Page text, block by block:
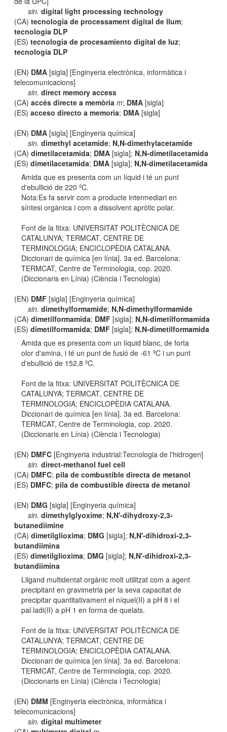
sin. digital light processing technology
(CA)tecnologia de processament digital de llum;
tecnologia DLP
(ES)tecnologia de procesamiento digital de luz;
tecnología DLP
(EN) DMA [sigla] [Enginyeria electrònica, informàtica i
telecomunicacions]
sin. direct memory access
(CA)accés directe a memòria m; DMA [sigla]
(ES)acceso directo a memoria; DMA [sigla]
(EN) DMA [sigla] [Enginyeria química]
sin. dimethyl acetamide; N,N-dimethylacetamide
(CA)dimetilacetamida; DMA [sigla]; N,N-dimetilacetamida
(ES)dimetilacetamida; DMA [sigla]; N,N-dimetilacetamida
Amida que es presenta com un líquid i té un punt
d'ebullició de 220 ºC.
Nota:Es fa servir com a producte intermediari en
síntesi orgànica i com a dissolvent apròtic polar.
Font de la fitxa: UNIVERSITAT POLITÈCNICA DE
CATALUNYA; TERMCAT, CENTRE DE
TERMINOLOGIA; ENCICLOPÈDIA CATALANA.
Diccionari de química [en línia]. 3a ed. Barcelona:
TERMCAT, Centre de Terminologia, cop. 2020.
(Diccionaris en Línia) (Ciència i Tecnologia)
(EN) DMF [sigla] [Enginyeria química]
sin. dimethylformamide; N,N-dimethylformamide
(CA)dimetilformamida; DMF [sigla]; N,N-dimetilformamida
(ES)dimetilformamida; DMF [sigla]; N,N-dimetilformamida
Amida que es presenta com un líquid blanc, de forta
olor d'amina, i té un punt de fusió de -61 ºC i un punt
d'ebullició de 152,8 ºC.
Font de la fitxa: UNIVERSITAT POLITÈCNICA DE
CATALUNYA; TERMCAT, CENTRE DE
TERMINOLOGIA; ENCICLOPÈDIA CATALANA.
Diccionari de química [en línia]. 3a ed. Barcelona:
TERMCAT, Centre de Terminologia, cop. 2020.
(Diccionaris en Línia) (Ciència i Tecnologia)
(EN) DMFC [Enginyeria industrial:Tecnologia de l'hidrogen]
sin. direct-methanol fuel cell
(CA) DMFC;pila de combustible directa de metanol
(ES) DMFC;pila de combustible directa de metanol
(EN) DMG [sigla] [Enginyeria química]
sin. dimethylglyoxime; N,N'-dihydroxy-2,3-
butanediimine
(CA)dimetilglioxima; DMG [sigla]; N,N'-dihidroxi-2,3-
butandiimina
(ES)dimetilglioxima; DMG [sigla]; N,N'-dihidroxi-2,3-
butandiimina
Lligand multidentat orgànic molt utilitzat com a agent
precipitant en gravimetria per la seva capacitat de
precipitar quantitativament el níquel(II) a pH 8 i el
pal·ladi(II) a pH 1 en forma de quelats.
Font de la fitxa: UNIVERSITAT POLITÈCNICA DE
CATALUNYA; TERMCAT, CENTRE DE
TERMINOLOGIA; ENCICLOPÈDIA CATALANA.
Diccionari de química [en línia]. 3a ed. Barcelona:
TERMCAT, Centre de Terminologia, cop. 2020.
(Diccionaris en Línia) (Ciència i Tecnologia)
(EN) DMM [Enginyeria electrònica, informàtica i
telecomunicacions]
sin. digital multimeter